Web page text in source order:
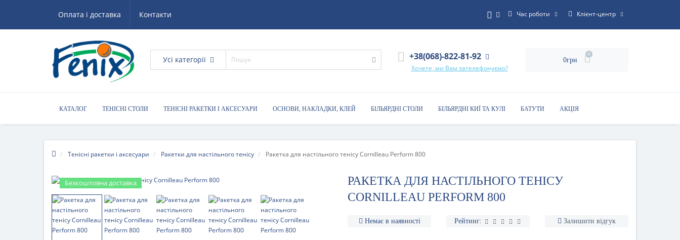
Оплата і доставка Контакти Час роботи Клієнт-центр
Усі категорії +38(068)-822-81-92
Хочете, ми Вам зателефонуємо?
0грн
0
КАТАЛОГ ТЕНІСНІ СТОЛИ ТЕНІСНІ РАКЕТКИ І АКСЕСУАРИ ОСНОВИ, НАКЛАДКИ, КЛЕЙ БІЛЬЯРДНІ СТОЛИ БІЛЬЯРДНІ КИЇ ТА КУЛІ БАТУТИ АКЦІЯ
КОРИСНІ ПОРАДИ
Тенісні ракетки і аксесуари Ракетки для настільного тенісу Ракетка для настільного тенісу Cornilleau Perform 800
Безкоштовна доставка
РАКЕТКА ДЛЯ НАСТІЛЬНОГО ТЕНІСУ
CORNILLEAU PERFORM 800
Немає в наявності Рейтинг: Залишити відгук